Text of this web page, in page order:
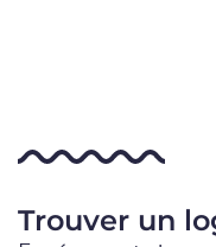
Trouver un